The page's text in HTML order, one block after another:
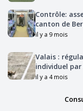
Contrôle:
canton de
il y a 9 mois
Valais :
individuel par
il y a 4 mois